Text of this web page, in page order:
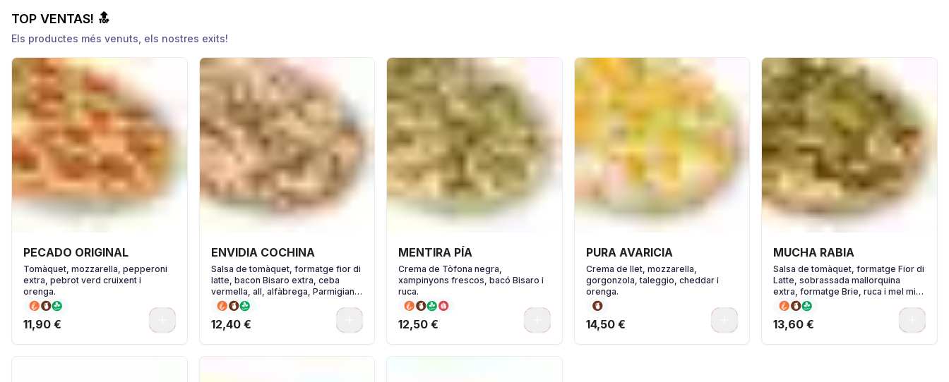
TOP VENTAS! 🔝
Els productes més venuts, els nostres exits!
PECADO ORIGINAL
Tomàquet, mozzarella, pepperoni
extra, pebrot verd cruixent i
orenga.
11,90 €
ENVIDIA COCHINA
Salsa de tomàquet, formatge fior di
latte, bacon Bisaro extra, ceba
vermella, all, alfàbrega, Parmigiano
Reggiano i pebre negre.
12,40 €
MENTIRA PÍA
Crema de Tòfona negra,
xampinyons frescos, bacó Bisaro i
ruca.
12,50 €
PURA AVARICIA
Crema de llet, mozzarella,
gorgonzola, taleggio, cheddar i
orenga.
14,50 €
MUCHA RABIA
Salsa de tomàquet, formatge Fior di
Latte, sobrassada mallorquina
extra, formatge Brie, ruca i mel mil
flors.
13,60 €